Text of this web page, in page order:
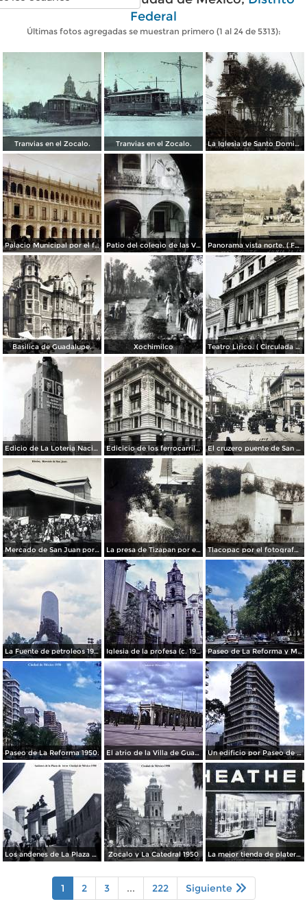
Federal
Últimas fotos agregadas se muestran primero (1 al 24 de 5313):
Tranvias en el Zocalo. Tranvias en el Zocalo. La Iglesia de Santo Domingo.
Palacio Municipal por el fotografo Hugo Brehme.. Patio del colegio de las Vizcainas por el fotografo Hugo Brehme. Panorama vista norte. ( Fechada el 20 de Junio de 1905 ).
Basilica de Guadalupe. Xochimilco Teatro Lirico. ( Circulada el 1 de Agosto de 1926 ).
Edicio de La Loteria Nacional Ciudad de México Abril de 1964 Edicicio de los ferrocarriles. El cruzero puente de San Francisco y Guardiola por el fotografo Felix Miret.
Mercado de San Juan por el fotografo Felix Miret La presa de Tizapan por el fotografo Fernando Kososky. ( Circulada el 22 de Diembre de 1910 ). Tlacopac por el fotografo Hugo Brehme.
La Fuente de petroleos 1950. Iglesia de la profesa (c. 1950) Paseo de La Reforma y Mto a La Independencia 1950
Paseo de La Reforma 1950. El atrio de la Villa de Guadalupe 1950. Un edificio por Paseo de La Reforma 1950
Los andenes de La Plaza de toros Ciudad de México 1950 Zocalo y La Catedral 1950 La mejor tienda de plateria.
1 2 3 ... 222 Siguiente